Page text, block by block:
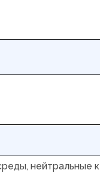
нейтральные к